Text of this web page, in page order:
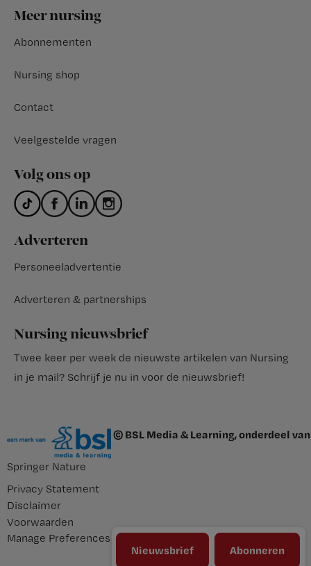
Nieuwsbrief Abonneren
Footer
Meer nursing
Abonnementen
Nursing shop
Contact
Veelgestelde vragen
Volg ons op
Adverteren
Personeeladvertentie
Adverteren & partnerships
Nursing nieuwsbrief
Twee keer per week de nieuwste artikelen van Nursing
in je mail? Schrijf je nu in voor de nieuwsbrief!
© BSL Media & Learning, onderdeel van
Springer Nature
Privacy Statement
Disclaimer
Voorwaarden
Manage Preferences